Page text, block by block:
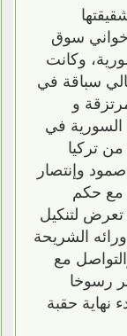
سوق
وكانت
سباقة في
و
السورية في
تركيا
وإنتصار
مع حكم
تعرض لتنكيل
الشريحة
مع
رسوخا
نهاية حقبة